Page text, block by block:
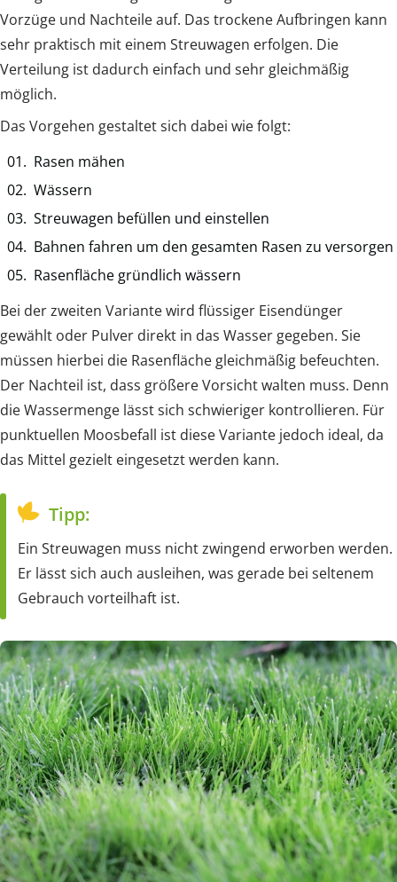
Vorzüge und Nachteile auf. Das trockene Aufbringen kann
sehr praktisch mit einem Streuwagen erfolgen. Die
Verteilung ist dadurch einfach und sehr gleichmäßig
möglich.
Das Vorgehen gestaltet sich dabei wie folgt:
Rasen mähen
Wässern
Streuwagen befüllen und einstellen
Bahnen fahren um den gesamten Rasen zu versorgen
Rasenfläche gründlich wässern
Bei der zweiten Variante wird flüssiger Eisendünger
gewählt oder Pulver direkt in das Wasser gegeben. Sie
müssen hierbei die Rasenfläche gleichmäßig befeuchten.
Der Nachteil ist, dass größere Vorsicht walten muss. Denn
die Wassermenge lässt sich schwieriger kontrollieren. Für
punktuellen Moosbefall ist diese Variante jedoch ideal, da
das Mittel gezielt eingesetzt werden kann.
Tipp:
Ein Streuwagen muss nicht zwingend erworben werden.
Er lässt sich auch ausleihen, was gerade bei seltenem
Gebrauch vorteilhaft ist.